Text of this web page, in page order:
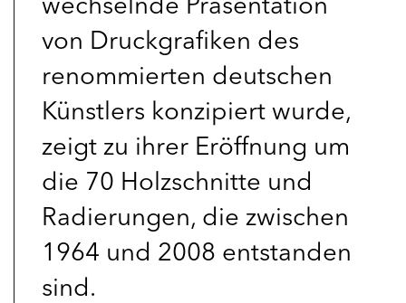
von Druckgrafiken des
renommierten deutschen
Künstlers konzipiert wurde,
zeigt zu ihrer Eröffnung um
die 70 Holzschnitte und
Radierungen, die zwischen
1964 und 2008 entstanden
sind.